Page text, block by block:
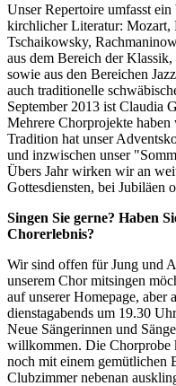
Unser Repertoire umfasst
kirchlicher Literatur: Mozart,
Tschaikowsky,
aus dem Bereich der
sowie aus den Bereichen
auch traditionelle
September 2013 ist Claudia
Mehrere Chorprojekte
Tradition hat unser
und inzwischen unser
Übers Jahr wirken wir an
Gottesdiensten, bei Jubiläen
Singen Sie gerne? Haben
Chorerlebnis?
Wir sind offen für Jung und
unserem Chor mitsingen
auf unserer Homepage, aber
dienstagabends um 19.30
Neue Sängerinnen und
willkommen. Die Chorprobe
noch mit einem gemütlichen
Clubzimmer nebenan